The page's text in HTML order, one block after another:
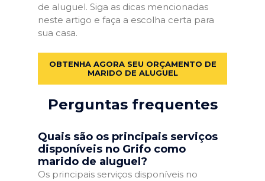
de aluguel. Siga as dicas mencionadas
neste artigo e faça a escolha certa para
sua casa.
OBTENHA AGORA SEU ORÇAMENTO DE
MARIDO DE ALUGUEL
Perguntas frequentes
Quais são os principais serviços
disponíveis no Grifo como
marido de aluguel?
Os principais serviços disponíveis no